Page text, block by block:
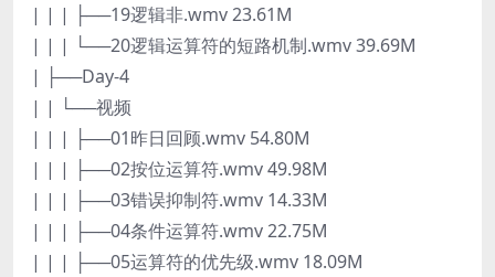
| | | ├──19逻辑非.wmv 23.61M
| | | └──20逻辑运算符的短路机制.wmv 39.69M
| ├──Day-4
| | └──视频
| | | ├──01昨日回顾.wmv 54.80M
| | | ├──02按位运算符.wmv 49.98M
| | | ├──03错误抑制符.wmv 14.33M
| | | ├──04条件运算符.wmv 22.75M
| | | ├──05运算符的优先级.wmv 18.09M